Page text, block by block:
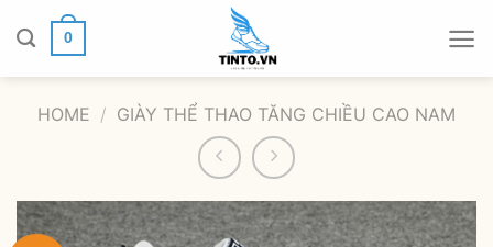
Chuyển
đến
0
HOME / GIÀY THỂ THAO TĂNG CHIỀU CAO NAM